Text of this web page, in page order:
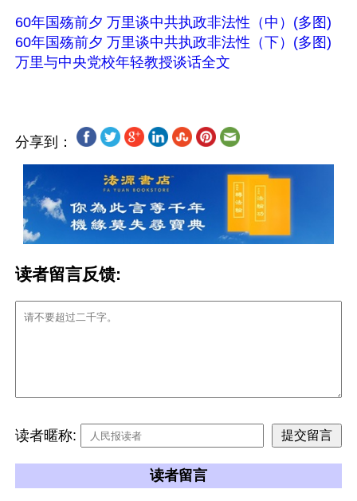
60年国殇前夕 万里谈中共执政非法性（中）(多图)
60年国殇前夕 万里谈中共执政非法性（下）(多图)
万里与中央党校年轻教授谈话全文
分享到：
读者留言反馈:
读者暱称:
读者留言